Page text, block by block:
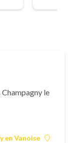
le
en Vanoise